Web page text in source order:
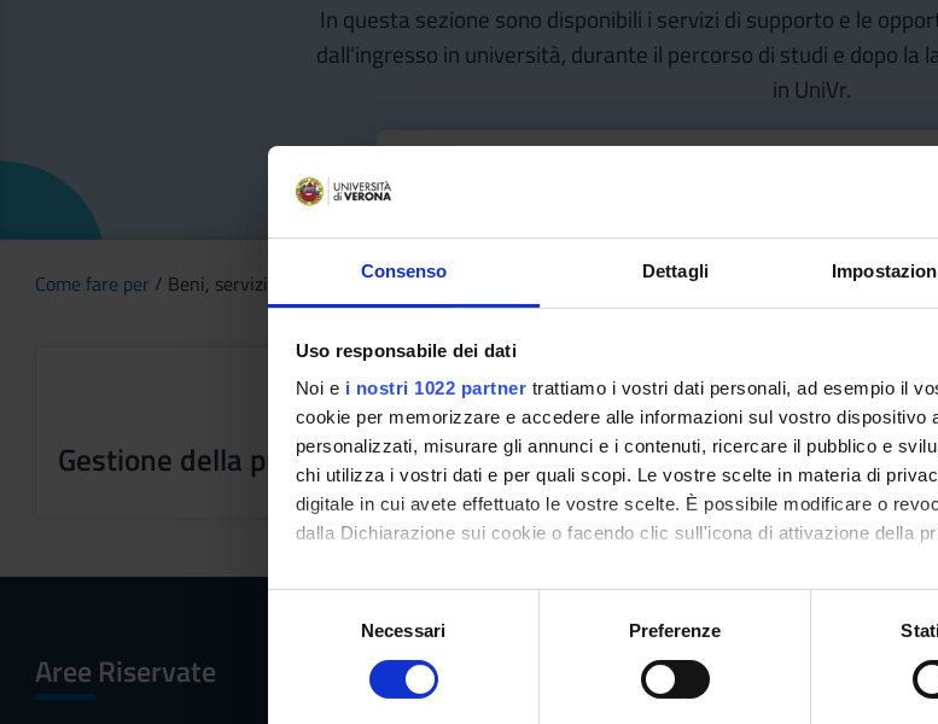
Consenso Dettagli
Uso responsabile dei dati
Noi e i nostri 1022 partner trattiamo i vostri dati personali, ad esempio il
cookie per memorizzare e accedere alle informazioni sul vostro dispositivo
personalizzati, misurare gli annunci e i contenuti, ricercare il pubblico e
chi utilizza i vostri dati e per quali scopi. Le vostre scelte in materia di
digitale in cui avete effettuato le vostre scelte. È possibile modificare o
dalla Dichiarazione sui cookie o facendo clic sull'icona di attivazione della
Con il tuo consenso, vorremmo anche:
raccogliere informazioni sulla tua posizione geografica, con
digitali).
Necessari Preferenze
In questa sezione sono disponibili i servizi di supporto e le
dall'ingresso in università, durante il percorso di studi e dopo la
in UniVr.
Come fare per / Beni, servizi e acquisti
Gestione della prima accoglienza Energy manager
Aree Riservate Menu Servizi e